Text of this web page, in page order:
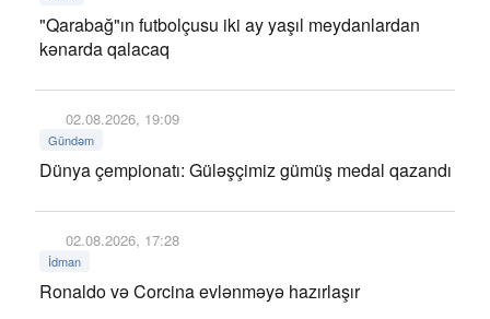
"Qarabağ"ın futbolçusu iki ay yaşıl meydanlardan
kənarda qalacaq
02.08.2026, 19:09
Gündəm
Dünya çempionatı: Güləşçimiz gümüş medal qazandı
02.08.2026, 17:28
İdman
Ronaldo və Corcina evlənməyə hazırlaşır